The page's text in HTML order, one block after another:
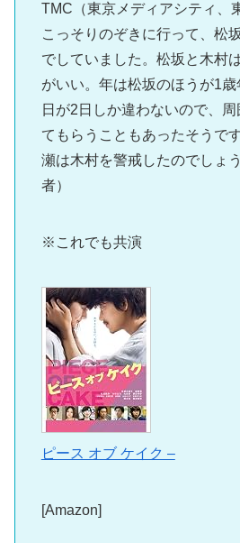
TMC（東京メディアシティ、
こっそりのぞきに行って、松
でしていました。松坂と木村
がいい。年は松坂のほうが1
日が2日しか違わないので、
てもらうこともあったそうで
瀬は木村を警戒したのでしょ
者）
※これでも共演
ピース オブ ケイク –
[Amazon]